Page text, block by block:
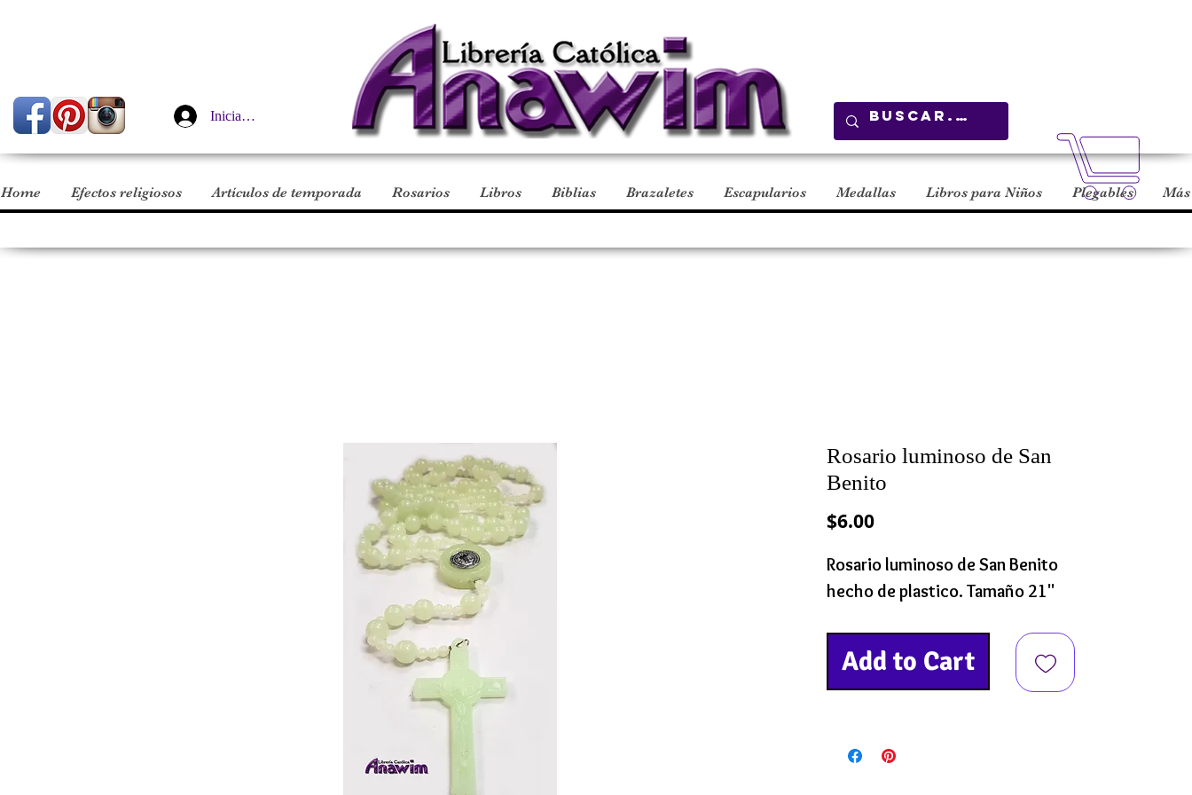
Iniciar sesión
Home Efectos religiosos Artículos de temporada Rosarios Libros Biblias Brazaletes Escapularios Medallas Libros para Niños Plegables Más
Rosario luminoso de San
Benito
$6.00Precio
Rosario luminoso de San Benito
hecho de plastico. Tamaño 21"
Add to Cart